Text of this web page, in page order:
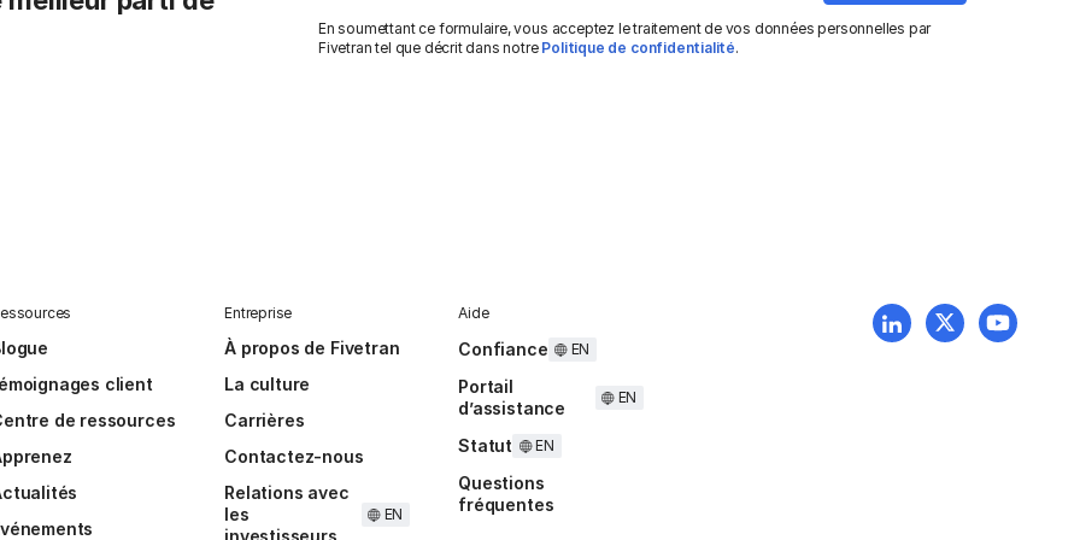
En soumettant ce formulaire, vous acceptez le traitement de vos données personnelles par
Fivetran tel que décrit dans notre Politique de confidentialité.
client
de ressources
Entreprise
À propos de Fivetran
La culture
Carrières
Contactez-nous
Relations avec
les
EN
Aide
Confiance EN
Portail
d’assistance
EN
Statut EN
Questions
fréquentes